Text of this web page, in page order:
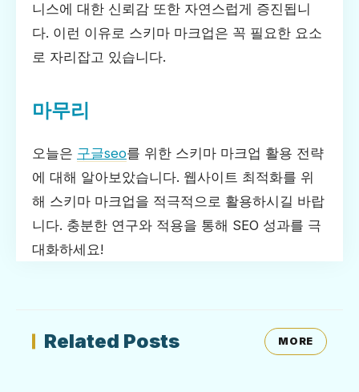
니스에 대한 신뢰감 또한 자연스럽게 증진됩니
다. 이런 이유로 스키마 마크업은 꼭 필요한 요소
로 자리잡고 있습니다.
마무리
오늘은 구글seo를 위한 스키마 마크업 활용 전략
에 대해 알아보았습니다. 웹사이트 최적화를 위
해 스키마 마크업을 적극적으로 활용하시길 바랍
니다. 충분한 연구와 적용을 통해 SEO 성과를 극
대화하세요!
Related Posts MORE